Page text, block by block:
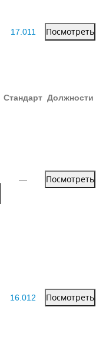
17.011 Посмотреть
Стандарт Должности
— Посмотреть
16.012 Посмотреть